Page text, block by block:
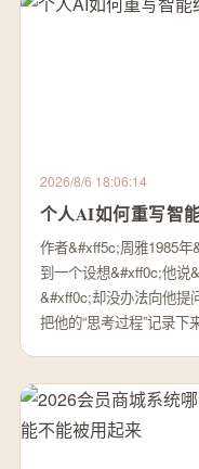
2026/8/6 18:06:14
个人AI如何重写智
作者&#xff5c;周雅1985
到一个设想&#xff0c;他说
&#xff0c;却没办法向他提
把他的“思考过程”记录